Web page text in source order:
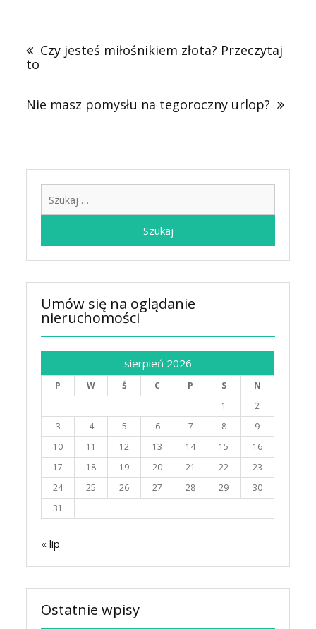
Czy jesteś miłośnikiem złota? Przeczytaj
to
Nie masz pomysłu na tegoroczny urlop?
Umów się na oglądanie
nieruchomości
sierpień 2026
P W Ś C P S
N
1
2
3
4 5 6 7 8
9
10
11 12 13 14 15
16
17
18 19 20 21 22
23
24
25 26 27 28 29
30
31
« lip
Ostatnie wpisy